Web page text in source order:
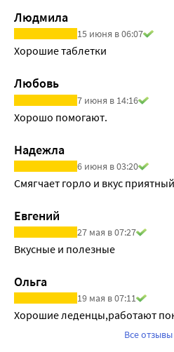
Людмила
15 июня в 06:07
Хорошие таблетки
Любовь
7 июня в 14:16
Хорошо помогают.
Надежла
6 июня в 03:20
Смягчает горло и вкус
Евгений
27 мая в 07:27
Вкусные и полезные
Ольга
19 мая в 07:11
Хорошие леденцы,работают
Все отзывы